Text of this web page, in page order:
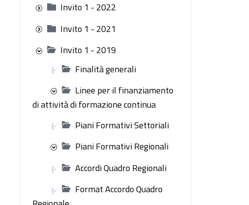
Invito 1 - 2022
Invito 1 - 2021
Invito 1 - 2019
|-
Finalità generali
Linee per il finanziamento
di attività di formazione continua
|-
Piani Formativi Settoriali
Piani Formativi Regionali
|- Accordi Quadro Regionali
|-
Format Accordo Quadro